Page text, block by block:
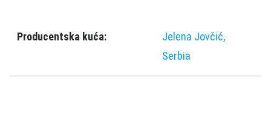
Producentska kuća:
Jelena Jovčić,
Serbia